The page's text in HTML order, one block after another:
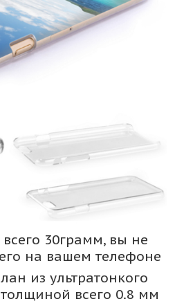
всего 30грамм, вы не
на вашем телефоне
из ультратонкого
всего 0.8 мм